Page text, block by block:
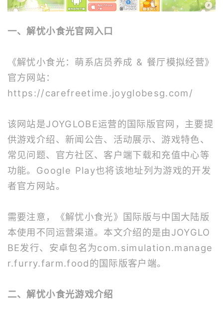
一、解忧小食光官网入口
《解忧小食光：萌系店员养成 & 餐厅模拟经营》
官方网站：
https://carefreetime.joyglobesg.com/
该网站是JOYGLOBE运营的国际版官网，主要提
供游戏介绍、新闻公告、活动展示、游戏特色、
常见问题、官方社区、客户端下载和充值中心等
功能。Google Play也将该地址列为游戏的开发
者官方网站。
需要注意，《解忧小食光》国际版与中国大陆版
本使用不同运营渠道。本文介绍的是由JOYGLO
BE发行、安卓包名为com.simulation.manage
r.furry.farm.food的国际版客户端。
二、解忧小食光游戏介绍